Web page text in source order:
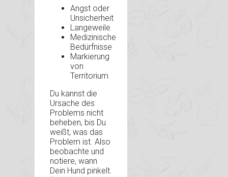
Angst oder
Unsicherheit
Langeweile
Medizinische
Bedürfnisse
Markierung
von
Territorium
Du kannst die
Ursache des
Problems nicht
beheben, bis Du
weißt, was das
Problem ist. Also
beobachte und
notiere, wann
Dein Hund pinkelt.